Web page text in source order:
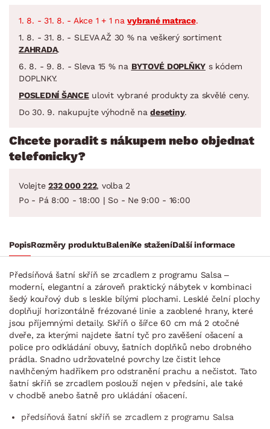
1. 8. - 31. 8. - Akce 1 + 1 navybrané matrace.
1. 8. - 31. 8. - SLEVA AŽ 30 % na veškerý sortiment
ZAHRADA.
6. 8. - 9. 8. - Sleva 15 % na BYTOVÉ DOPLŇKY s kódem
DOPLNKY.
POSLEDNÍ ŠANCEulovit vybrané produkty za skvělé ceny.
Do 30. 9. nakupujte výhodně nadesetiny.
Chcete poradit s nákupem nebo objednat
telefonicky?
Volejte 232 000 222, volba 2
Po - Pá 8:00 - 18:00 | So - Ne 9:00 - 16:00
PopisRozměry produktuBaleníKe staženíDalší informace
Předsíňová šatní skříň se zrcadlem z programu Salsa –
moderní, elegantní a zároveň praktický nábytek v kombinaci
šedý kouřový dub s leskle bílými plochami. Lesklé čelní plochy
doplňují horizontálně frézované linie a zaoblené hrany, které
jsou příjemnými detaily. Skříň o šířce 60 cm má 2 otočné
dveře, za kterými najdete šatní tyč pro zavěšení ošacení a
police pro odkládání obuvy, šatních doplňků nebo drobného
prádla. Snadno udržovatelné povrchy lze čistit lehce
navlhčeným hadříkem pro odstranění prachu a nečistot. Tato
šatní skříň se zrcadlem poslouží nejen v předsíni, ale také
v chodbě anebo šatně pro ukládání ošacení.
předsíňová šatní skříň se zrcadlem z programu Salsa